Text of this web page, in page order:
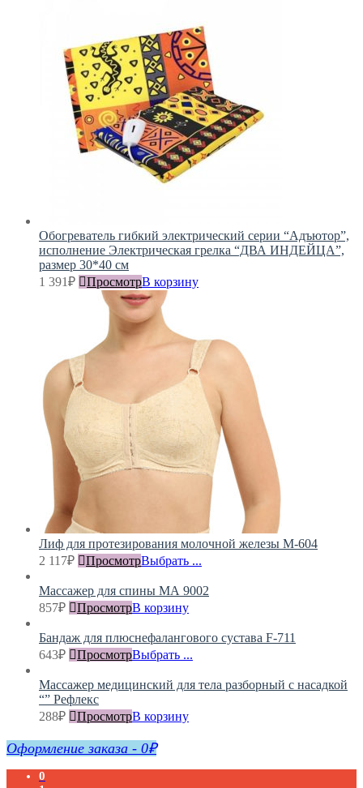
Обогреватель гибкий электрический серии “Адъютор”,
исполнение Электрическая грелка “ДВА ИНДЕЙЦА”,
размер 30*40 см
1 391₽ ПросмотрВ корзину
Лиф для протезирования молочной железы М-604
2 117₽ ПросмотрВыбрать ...
Массажер для спины МА 9002
857₽ ПросмотрВ корзину
Бандаж для плюснефалангового сустава F-711
643₽ ПросмотрВыбрать ...
Массажер медицинский для тела разборный с насадкой
“” Рефлекс
288₽ ПросмотрВ корзину
Оформление заказа - 0₽
0